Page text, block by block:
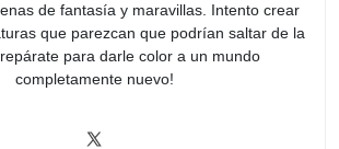
de fantasía y maravillas. Intento crear
que parezcan que podrían saltar de la
para darle color a un mundo
completamente nuevo!